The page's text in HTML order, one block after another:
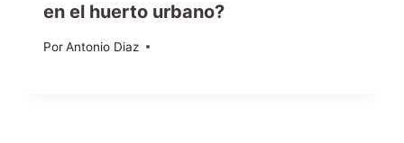
en el huerto urbano?
PorAntonio Diaz
12/12/2022